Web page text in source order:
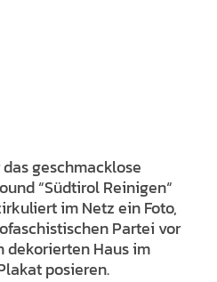
geschmacklose
“Südtirol Reinigen“
im Netz ein Foto,
Partei vor
Haus im
posieren.